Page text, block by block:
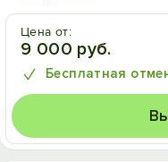
Цена от:
9 000 руб.
Бесплатная